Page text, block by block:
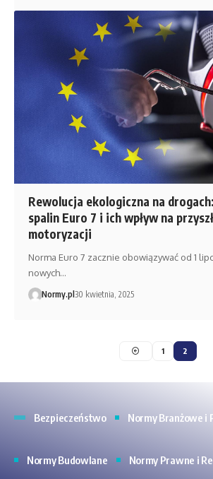
Rewolucja ekologiczna na
spalin Euro 7 i ich wpływ na
motoryzacji
Norma Euro 7 zacznie obowiązywać od 1
nowych…
Normy.pl30 kwietnia, 2025
1 2
Bezpieczeństwo Normy Branżowe i
Normy Budowlane Normy Prawne i